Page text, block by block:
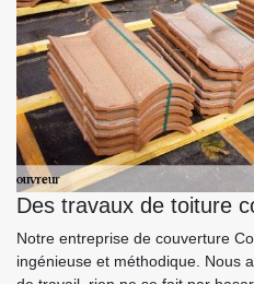
Des travaux de toiture
Notre entreprise de couverture
ingénieuse et méthodique. Nous